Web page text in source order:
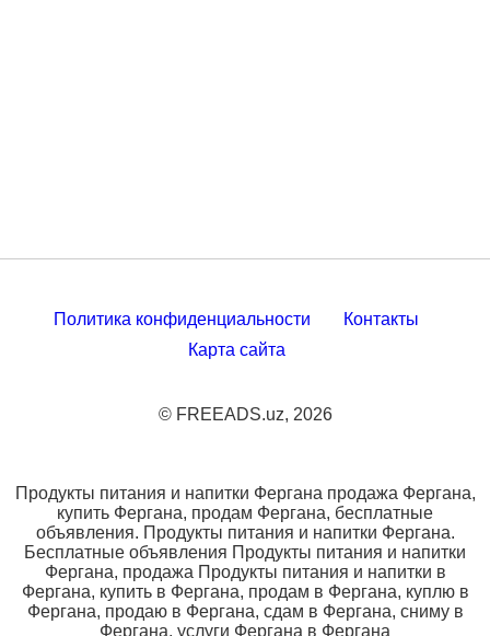
Политика конфиденциальности
Контакты
Карта сайта
© FREEADS.uz, 2026
Продукты питания и напитки Фергана продажа Фергана,
купить Фергана, продам Фергана, бесплатные
объявления. Продукты питания и напитки Фергана.
Бесплатные объявления Продукты питания и напитки
Фергана, продажа Продукты питания и напитки в
Фергана, купить в Фергана, продам в Фергана, куплю в
Фергана, продаю в Фергана, сдам в Фергана, сниму в
Фергана, услуги Фергана в Фергана